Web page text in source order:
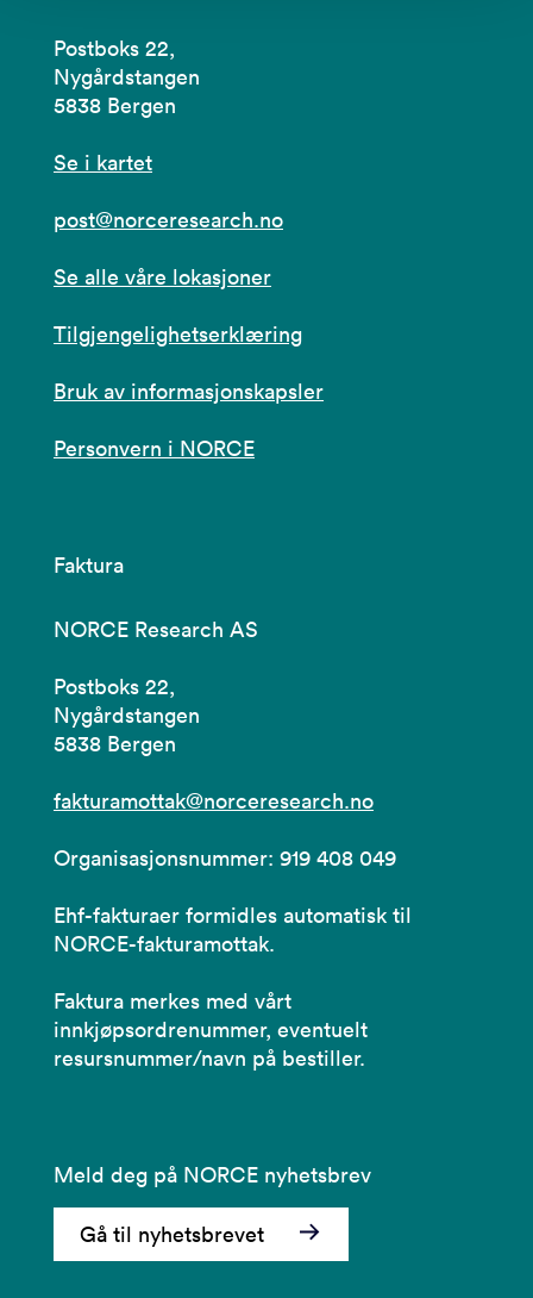
Postboks 22,
Nygårdstangen
5838 Bergen
Se i kartet
post@norceresearch.no
Se alle våre lokasjoner
Tilgjengelighetserklæring
Bruk av informasjonskapsler
Personvern i NORCE
Faktura
NORCE Research AS
Postboks 22,
Nygårdstangen
5838 Bergen
fakturamottak@norceresearch.no
Organisasjonsnummer: 919 408 049
Ehf-fakturaer formidles automatisk til
NORCE-fakturamottak.
Faktura merkes med vårt
innkjøpsordrenummer, eventuelt
resursnummer/navn på bestiller.
Meld deg på NORCE nyhetsbrev
Gå til nyhetsbrevet